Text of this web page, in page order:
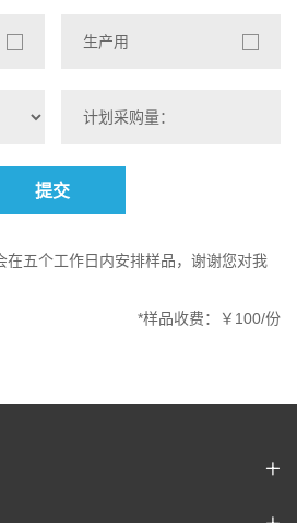
生产用
提交
在五个工作日内安排样品，谢谢您对我
*样品收费：￥100/份